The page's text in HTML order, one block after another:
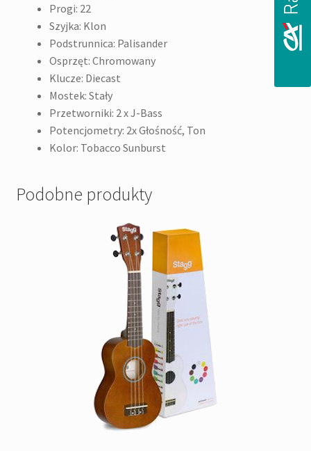
Progi: 22
Szyjka: Klon
Podstrunnica: Palisander
Osprzęt: Chromowany
Klucze: Diecast
Mostek: Stały
Przetworniki: 2 x J-Bass
Potencjometry: 2x Głośność, Ton
Kolor: Tobacco Sunburst
Podobne produkty